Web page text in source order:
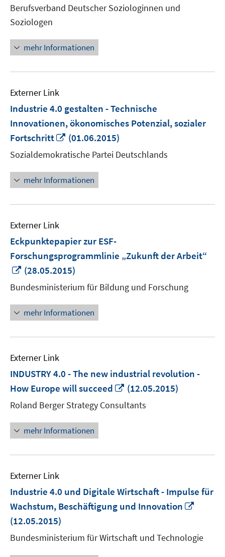
öffnen
Berufsverband Deutscher Soziologinnen und
Soziologen
mehr Informationen
Externer Link
Industrie 4.0 gestalten - Technische
Innovationen, ökonomisches Potenzial, sozialer
Fortschritt
In
neuem
Fenster
öffnen
(01.06.2015)
Sozialdemokratische Partei Deutschlands
mehr Informationen
Externer Link
Eckpunktepapier zur ESF-
Forschungsprogrammlinie „Zukunft der Arbeit“
In
neuem
Fenster
öffnen
(28.05.2015)
Bundesministerium für Bildung und Forschung
mehr Informationen
Externer Link
INDUSTRY 4.0 - The new industrial revolution -
How Europe will succeed
In
neuem
Fenster
(12.05.2015)
Roland Berger Strategy Consultants
mehr Informationen
Externer Link
Industrie 4.0 und Digitale Wirtschaft - Impulse für
Wachstum, Beschäftigung und Innovation
öffnen
(12.05.2015)
Bundesministerium für Wirtschaft und Technologie